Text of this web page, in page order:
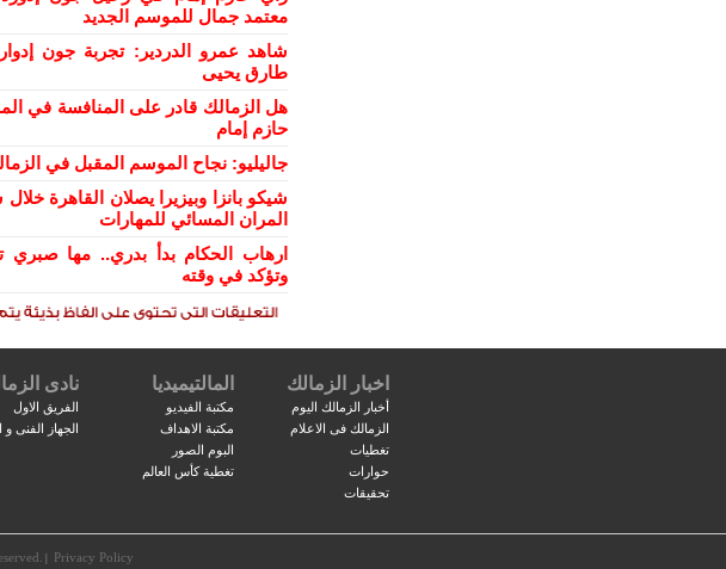
معتمد جمال للموسم الجديد
شاهد عمرو الدردير: تجربة جون
طارق يحيى
هل الزمالك قادر على المنافسة في
حازم إمام
جاليليو: نجاح الموسم المقبل في
شيكو بانزا وبيزيرا يصلان القاهرة
المران المسائي للمهارات
ارهاب الحكام بدأ بدري.. مها صبري
وتؤكد في وقته
اخبار الزمالك
أخبار الزمالك اليوم
الزمالك فى الاعلام
تغطيات
حوارات
تحقيقات
المالتيميديا
مكتبة الفيديو
مكتبة الاهداف
البوم الصور
تغطية كأس العالم
نادى
الفريق الاول
الجهاز الفنى و
Privacy Policy